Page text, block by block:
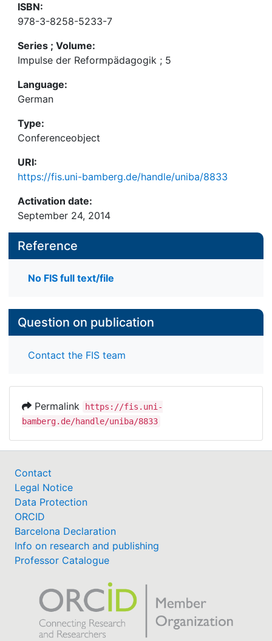
ISBN:
978-3-8258-5233-7
Series ; Volume:
Impulse der Reformpädagogik ; 5
Language:
German
Type:
Conferenceobject
URI:
https://fis.uni-bamberg.de/handle/uniba/8833
Activation date:
September 24, 2014
Reference
No FIS full text/file
Question on publication
Contact the FIS team
Permalink
https://fis.uni-
bamberg.de/handle/uniba/8833
Contact
Legal Notice
Data Protection
ORCID
Barcelona Declaration
Info on research and publishing
Professor Catalogue